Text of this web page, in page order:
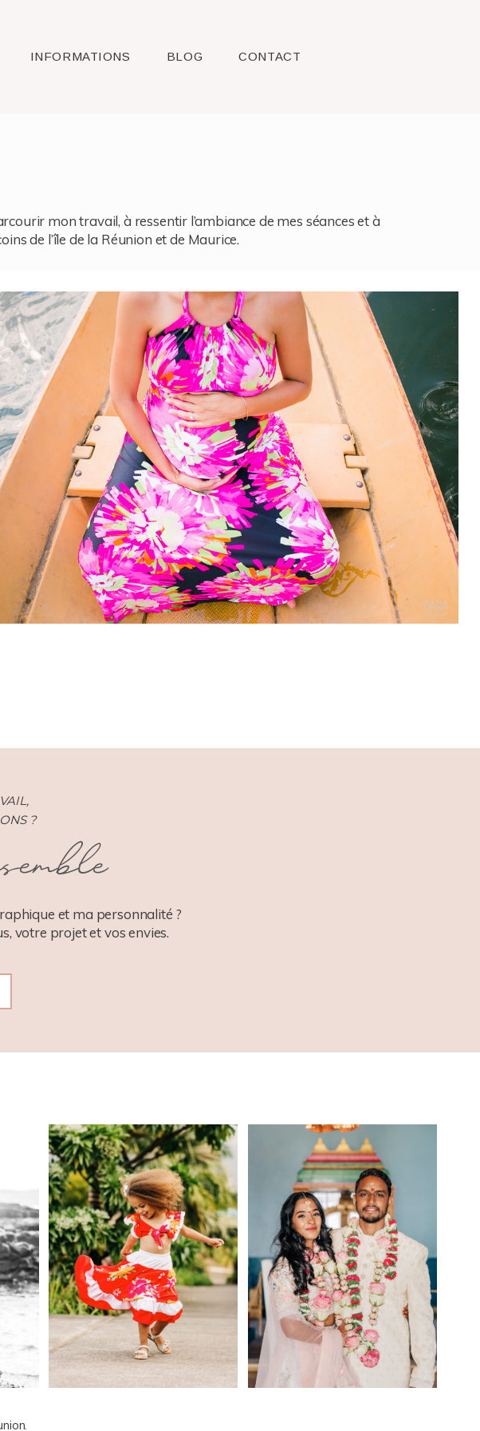
INFORMATIONS BLOG CONTACT
mon travail, à ressentir l’ambiance de mes séances et à
de l’île de la Réunion et de Maurice.
Grossesse – Estelle 6e Mois – Boulogne (92)
?
et ma personnalité ?
votre projet et vos envies.